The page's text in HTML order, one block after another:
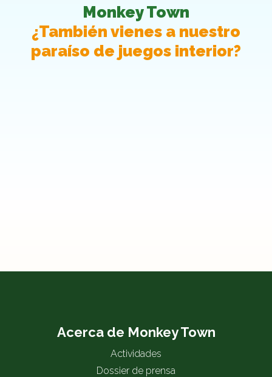
Monkey Town
¿También vienes a nuestro
paraíso de juegos interior?
Acerca de Monkey Town
Actividades
Dossier de prensa